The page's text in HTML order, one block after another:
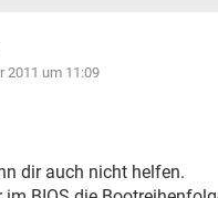
2011 um 11:09
dir auch nicht helfen.